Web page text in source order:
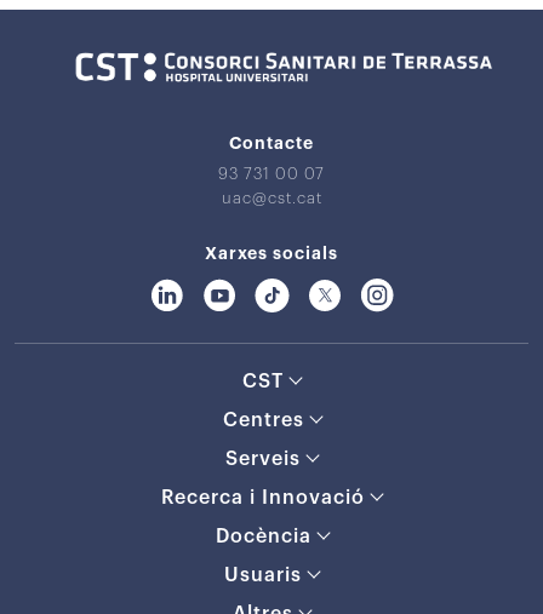
Contacte
93 731 00 07
uac@cst.cat
Xarxes socials
CST
Centres
Serveis
Recerca i Innovació
Docència
Usuaris